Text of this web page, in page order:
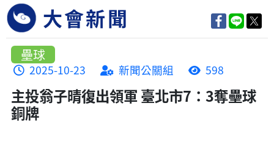
大會新聞
壘球
2025-10-23 新聞公關組 598
主投翁子晴復出領軍 臺北市7：3奪壘球
銅牌